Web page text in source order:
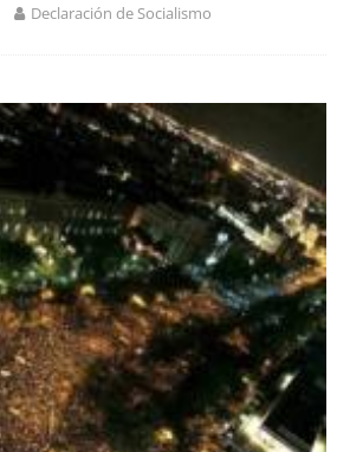
Declaración de Socialismo